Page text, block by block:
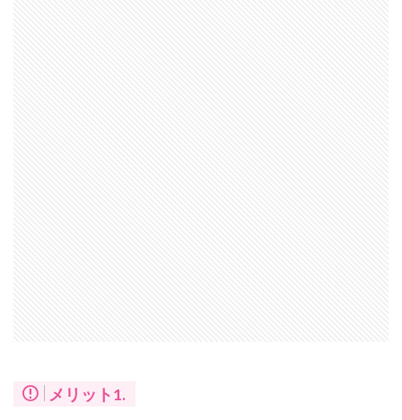
メリット1.